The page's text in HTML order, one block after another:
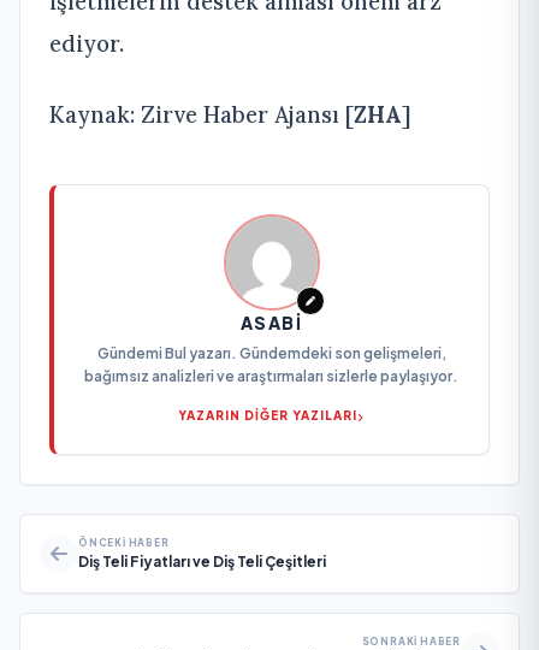
ediyor.
Kaynak: Zirve Haber Ajansı [ZHA]
ASABI
Gündemi Bul yazarı. Gündemdeki son gelişmeleri,
bağımsız analizleri ve araştırmaları sizlerle paylaşıyor.
YAZARIN DİĞER YAZILARI
ÖNCEKI HABER
Diş Teli Fiyatları ve Diş Teli Çeşitleri
SONRAKI HABER